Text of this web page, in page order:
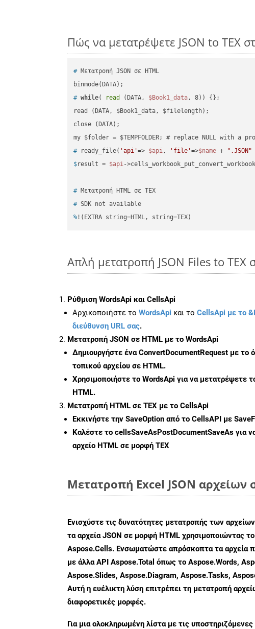
Πώς να μετατρέψετε JSON to TEX
# Μετατροπή JSON σε HTML
# while( read (DATA, $Book1_data, 8)) {};
read (DATA, $Book1_data, $filelength);
close (DATA);
# ready_file( 'api'=> $api, 'file'=>$name + ".JSON"
$result = $api-
# Μετατροπή HTML σε TEX
# SDK not available
% !(EXTRA string=HTML, string=TEX)
Απλή μετατροπή JSON Files to TEX
Ρύθμιση WordsApi και CellsApi
Αρχικοποιήστε το WordsApi και το CellsApi με το
διεύθυνση URL σας.
Μετατροπή JSON σε HTML με το WordsApi
Δημιουργήστε έναConvertDocumentRequest με το
τοπικού αρχείου σε HTML.
Χρησιμοποιήστε το WordsApi για να μετατρέψετε
HTML.
Μετατροπή HTML σε TEX με το CellsApi
Εκκινήστε την SaveOption από το CellsAPI με
Καλέστε το cellsSaveAsPostDocumentSaveAs για
αρχείο HTML σε μορφή TEX
Μετατροπή Excel JSON αρχείων
Ενισχύστε τις δυνατότητες μετατροπής των
τα αρχεία JSON σε μορφή HTML χρησιμοποιώντας
Aspose.Cells. Ενσωματώστε απρόσκοπτα τα αρχεία
με άλλα API Aspose.Total όπως το Aspose.Words,
Aspose.Slides, Aspose.Diagram, Aspose.Tasks,
Αυτή η ευέλικτη λύση επιτρέπει τη μετατροπή
διαφορετικές μορφές.
Για μια ολοκληρωμένη λίστα με τις